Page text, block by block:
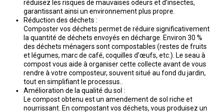
réduisez les risques de mauvaises odeurs et d’insectes,
garantissant ainsi un environnement plus propre.
Réduction des déchets :
Composter vos déchets permet de réduire significativement
la quantité de déchets envoyés en décharge. Environ 30 %
des déchets ménagers sont compostables (restes de fruits
et légumes, marc de café, coquilles d’œufs, etc.). Le seau à
compost vous aide à organiser cette collecte avant de vous
rendre à votre composteur, souvent situé au fond du jardin,
tout en simplifiant le processus..
Amélioration de la qualité du sol :
Le compost obtenu est un amendement de sol riche et
nourrissant. En compostant vos déchets, vous produisez un